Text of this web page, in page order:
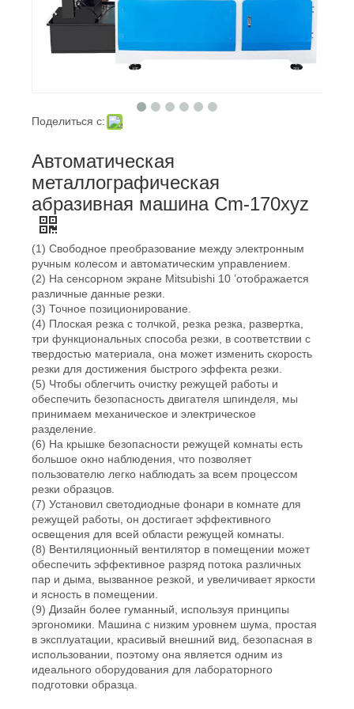
Поделиться с:
Автоматическая
металлографическая
абразивная машина Cm-170xyz
(1) Свободное преобразование между электронным
ручным колесом и автоматическим управлением.
(2) На сенсорном экране Mitsubishi 10 ’отображается
различные данные резки.
(3) Точное позиционирование.
(4) Плоская резка с толчкой, резка резка, развертка,
три функциональных способа резки, в соответствии с
твердостью материала, она может изменить скорость
резки для достижения быстрого эффекта резки.
(5) Чтобы облегчить очистку режущей работы и
обеспечить безопасность двигателя шпинделя, мы
принимаем механическое и электрическое
разделение.
(6) На крышке безопасности режущей комнаты есть
большое окно наблюдения, что позволяет
пользователю легко наблюдать за всем процессом
резки образцов.
(7) Установил светодиодные фонари в комнате для
режущей работы, он достигает эффективного
освещения для всей области режущей комнаты.
(8) Вентиляционный вентилятор в помещении может
обеспечить эффективное разряд потока различных
пар и дыма, вызванное резкой, и увеличивает яркости
и ясность в помещении.
(9) Дизайн более гуманный, используя принципы
эргономики. Машина с низким уровнем шума, простая
в эксплуатации, красивый внешний вид, безопасная в
использовании, поэтому она является одним из
идеального оборудования для лабораторного
подготовки образца.